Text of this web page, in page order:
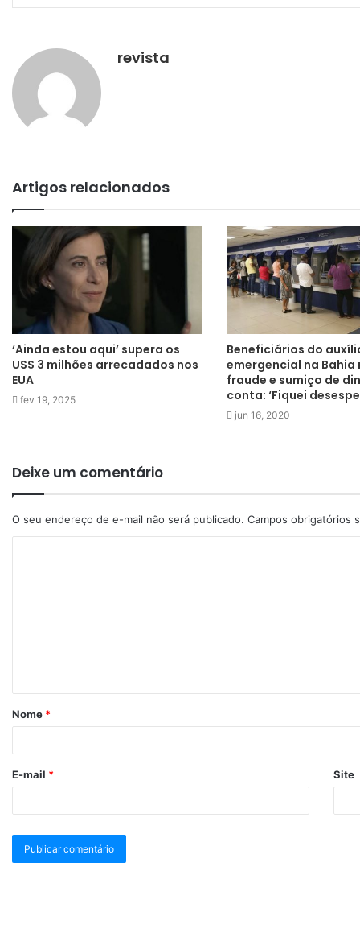
revista
Artigos relacionados
‘Ainda estou aqui’ supera os
US$ 3 milhões arrecadados nos
EUA
fev 19, 2025
Beneficiários do
emergencial na
fraude e sumiço de
conta: ‘Fiquei
jun 16, 2020
Deixe um comentário
O seu endereço de e-mail não será publicado. Campos obrigatórios
Nome *
E-mail * Site